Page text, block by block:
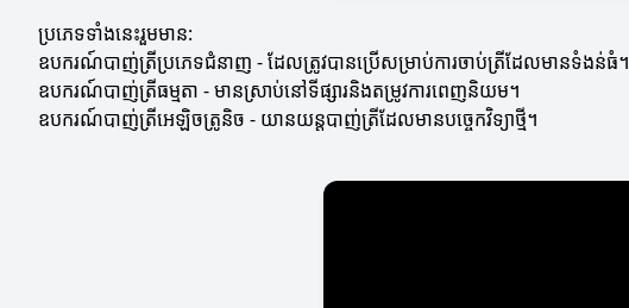
ប្រភេទទាំងនេះរួមមាន:
ឧបករណ៍បាញ់ត្រីប្រភេទជំនាញ - ដែលត្រូវបានប្រើសម្រាប់ការចាប់ត្រីដែលមានទំងន់ធំ។
ឧបករណ៍បាញ់ត្រីធម្មតា - មានស្រាប់នៅទីផ្សារនិងតម្រូវការពេញនិយម។
ឧបករណ៍បាញ់ត្រីអេឡិចត្រូនិច - យានយន្ដបាញ់ត្រីដែលមានបច្ចេកវិទ្យាថ្មី។